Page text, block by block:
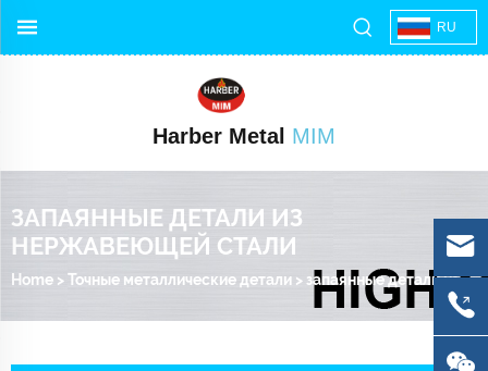
RU
Harber Metal MIM
ЗАПАЯННЫЕ ДЕТАЛИ ИЗ
НЕРЖАВЕЮЩЕЙ СТАЛИ
Home >Точные металлические детали > запаянные детали из нержавеющей стали